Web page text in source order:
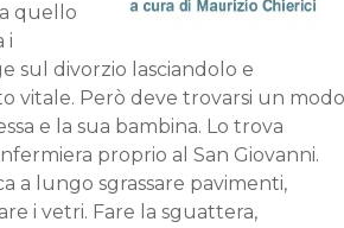
quello
i
sul divorzio lasciandolo e
vitale. Però deve trovarsi un modo
e la sua bambina. Lo trova
proprio al San Giovanni.
a lungo sgrassare pavimenti,
i vetri. Fare la sguattera,